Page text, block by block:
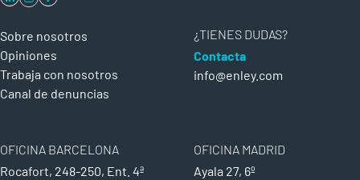
Sobre nosotros
Opiniones
Trabaja con nosotros
Canal de denuncias
¿TIENES DUDAS?
Contacta
info@enley.com
OFICINA BARCELONA
Rocafort, 248-250, Ent. 4ª
OFICINA MADRID
Ayala 27, 6º